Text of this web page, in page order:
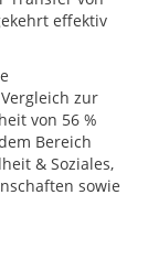
effektiv
zur
von 56 %
Bereich
& Soziales,
sowie